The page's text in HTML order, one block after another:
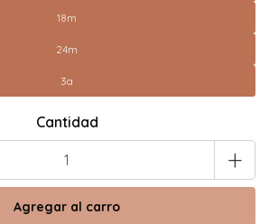
18m
24m
3a
Cantidad
+